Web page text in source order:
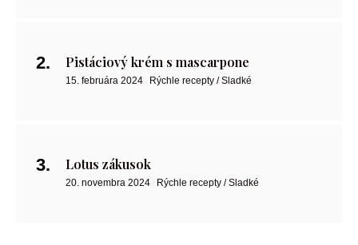
Pistáciový krém s mascarpone
15. februára 2024 Rýchle recepty / Sladké
Lotus zákusok
20. novembra 2024 Rýchle recepty / Sladké